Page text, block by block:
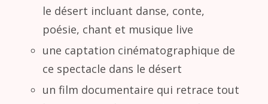
le désert incluant danse, conte,
poésie, chant et musique live
une captation cinématographique de
ce spectacle dans le désert
un film documentaire qui retrace tout